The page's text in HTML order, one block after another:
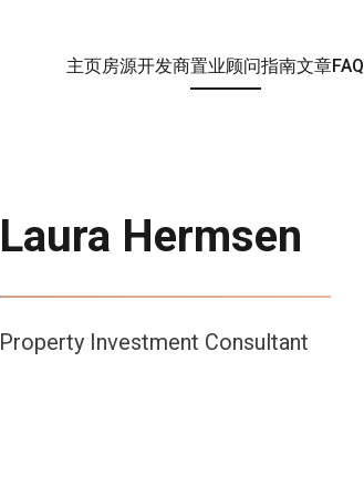
主页房源开发商置业顾问指南文章FAQ
Laura Hermsen
Property Investment Consultant